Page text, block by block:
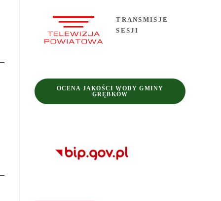
TRANSMISJE
SESJI
OCENA JAKOŚCI WODY GMINY
GRĘBKÓW